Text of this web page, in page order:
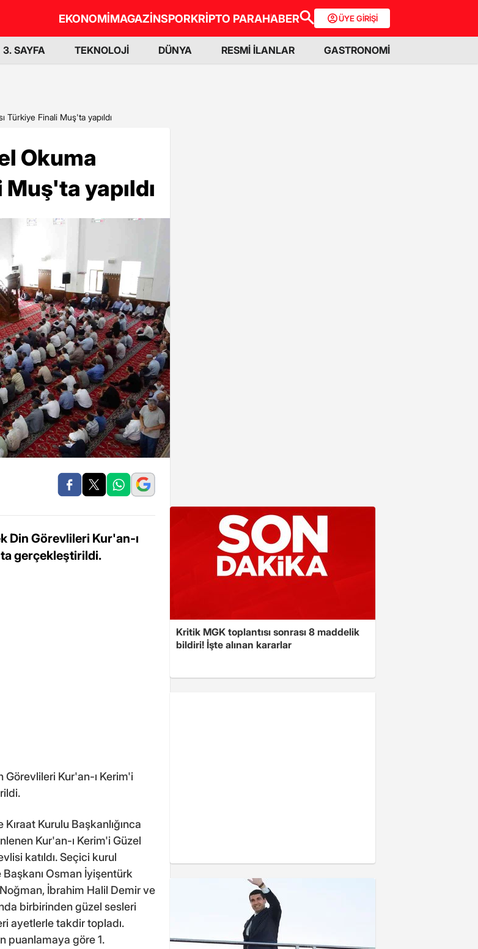
EKONOMİMAGAZİNSPORKRİPTO PARAHABER ÜYE GİRİŞİ
3. SAYFA TEKNOLOJİ DÜNYA RESMİ İLANLAR GASTRONOMİ
Türkiye Finali Muş'ta yapıldı
Okuma
yapıldı
Din Görevlileri Kur'an-ı
gerçekleştirildi.
Görevlileri Kur'an-ı Kerim'i
Kurulu Başkanlığınca
Kur'an-ı Kerim'i Güzel
katıldı. Seçici kurul
Osman İyişentürk
İbrahim Halil Demir ve
birbirinden güzel sesleri
ayetlerle takdir topladı.
puanlamaya göre 1.
Kritik MGK toplantısı sonrası 8 maddelik
bildiri! İşte alınan kararlar